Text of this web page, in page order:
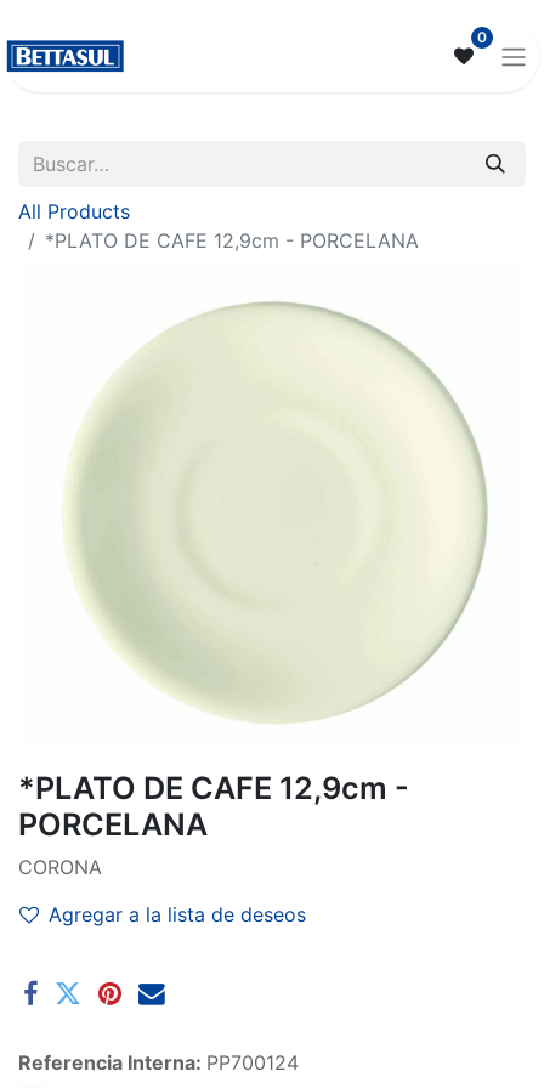
0
All Products
*PLATO DE CAFE 12,9cm - PORCELANA
*PLATO DE CAFE 12,9cm -
PORCELANA
CORONA
Agregar a la lista de deseos
Referencia Interna: PP700124